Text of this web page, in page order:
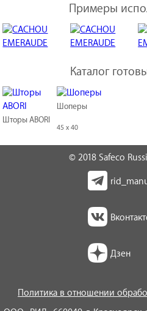
Примеры
Каталог
Шторы ABORI
Шоперы
45 x 40
© 2018 Safeco
Дзен
Политика в отношении